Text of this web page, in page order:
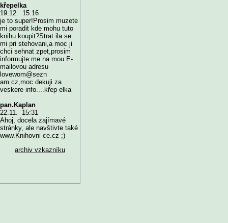
křepelka
19.12. 15:16
je to super!Prosim muzete
mi poradit kde mohu tuto
knihu koupit?Strat ila se
mi pri stehovani,a moc ji
chci sehnat zpet,prosim
informujte me na mou E-
mailovou adresu
lovewom@sezn
am.cz,moc dekuji za
veskere info....křep elka
pan.Kaplan
22.11. 15:31
Ahoj, docela zajímavé
stránky, ale navštivte také
www.Knihovni ce.cz ;)
archiv vzkazníku